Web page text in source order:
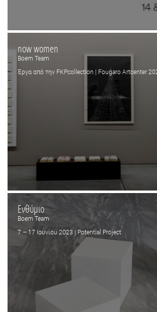
now women
Boem Team
Έργα από την FKPcollection | Fougaro Artcenter
Ενθύμιο
Boem Team
7 – 17 Ιουνίου 2023 | Potential Project